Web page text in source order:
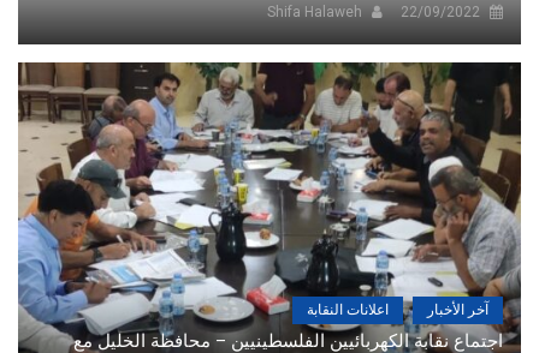
22/09/2022
Shifa Halaweh
آخر الأخبار اعلانات النقابة
اجتماع نقابة الكهربائيين الفلسطينيين – محافظة الخليل مع